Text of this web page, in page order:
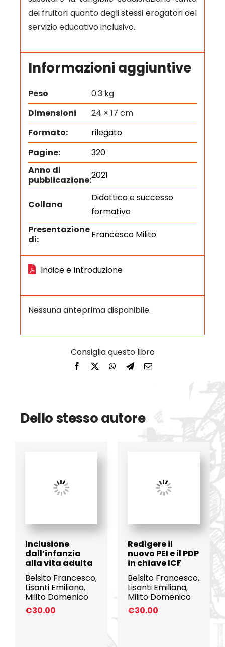
dei fruitori quanto degli stessi erogatori del
servizio educativo inclusivo.
Informazioni aggiuntive
Peso
0.3 kg
Dimensioni
24 × 17 cm
Formato:
rilegato
Pagine:
320
Anno di
pubblicazione:2021
Collana
Didattica e successo
formativo
Presentazione
di:
Francesco Milito
Indice e Introduzione
Nessuna anteprima disponibile.
Dello stesso autore
Inclusione
dall’infanzia
alla vita adulta
Belsito Francesco,
Lisanti Emiliana,
Milito Domenico
€30.00
Redigere il
nuovo PEI e il PDP
in chiave ICF
Belsito Francesco,
Lisanti Emiliana,
Milito Domenico
€30.00